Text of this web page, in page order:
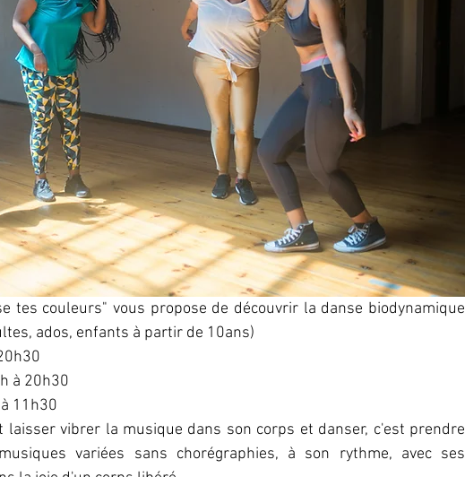
tes couleurs" vous propose de découvrir la danse biodynamique
ados, enfants à partir de 10ans)
à 20h30
11h30
laisser vibrer la musique dans son corps et danser, c'est prendre
variées sans chorégraphies, à son rythme, avec ses